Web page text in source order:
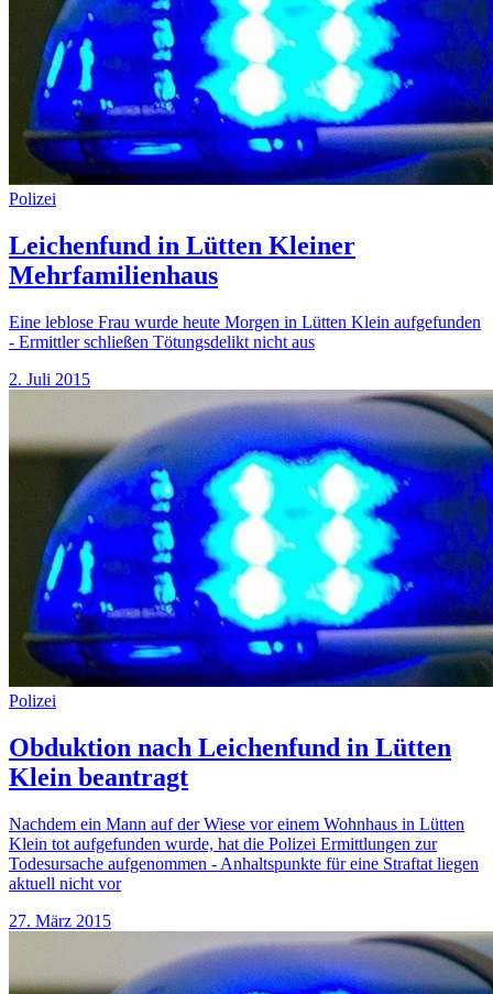
Polizei
Leichenfund in Lütten Kleiner
Mehrfamilienhaus
Eine leblose Frau wurde heute Morgen in Lütten Klein aufgefunden
- Ermittler schließen Tötungsdelikt nicht aus
2. Juli 2015
Polizei
Obduktion nach Leichenfund in Lütten
Klein beantragt
Nachdem ein Mann auf der Wiese vor einem Wohnhaus in Lütten
Klein tot aufgefunden wurde, hat die Polizei Ermittlungen zur
Todesursache aufgenommen - Anhaltspunkte für eine Straftat liegen
aktuell nicht vor
27. März 2015